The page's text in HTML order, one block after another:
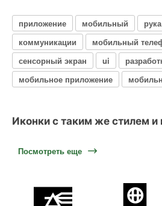
приложение мобильный рука
коммуникации
мобильный
сенсорный экран
ui
мобильное приложение
Иконки с таким же стилем и
Посмотреть еще